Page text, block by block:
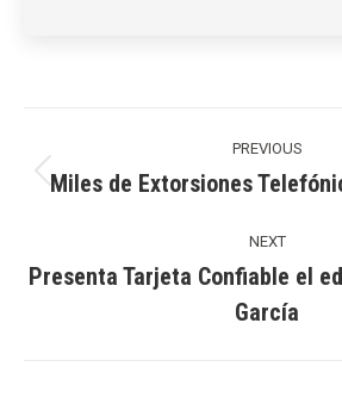
navigation
PREVIOUS
Miles de Extorsiones
NEXT
post:
Presenta Tarjeta Confiable el
García